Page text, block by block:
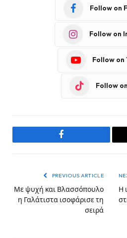
Follow on
Follow on
Follow on
Follow
Facebook
PREVIOUS ARTICLE
Με ψυχή και Βλασσόπουλο
η Γαλάτιστα ισοφάρισε τη
σειρά
Η